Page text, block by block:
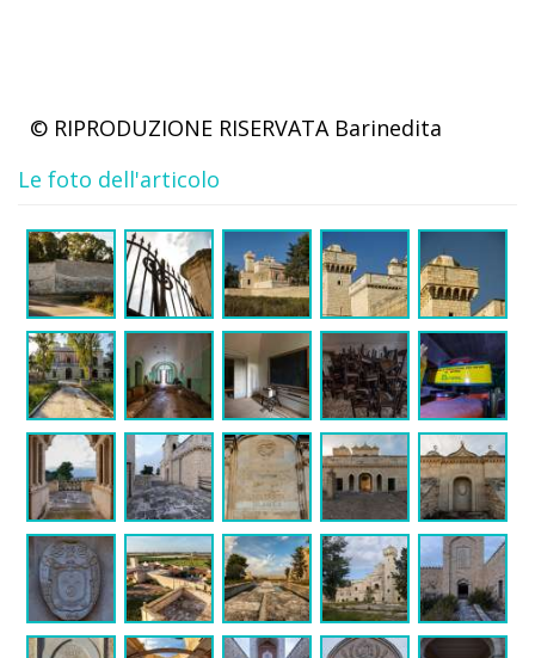
© RIPRODUZIONE RISERVATA Barinedita
Le foto dell'articolo